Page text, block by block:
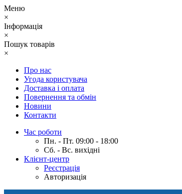
Меню
×
Інформація
×
Пошук товарів
×
Про нас
Угода користувача
Доставка і оплата
Повернення та обмін
Новини
Контакти
Час роботи
Пн. - Пт. 09:00 - 18:00
Сб. - Вс. вихідні
Клієнт-центр
Реєстрація
Авторизація